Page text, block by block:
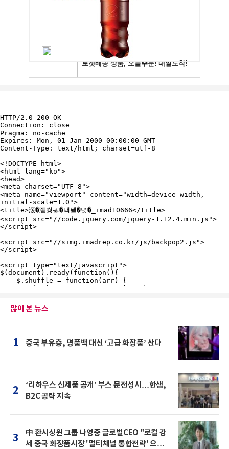
많이 본 뉴스
1 중국 부유층, 명품백 대신 ‘고급 화장품’ 산다
2
‘리하우스 신제품 공개’ 부스 문전성시…한샘,
B2C 공략 지속
3
中 환시싱윈 그룹 나영중 글로벌CEO "로컬 강
세 중국 화장품시장 '멀티채널 통합전략' 으로